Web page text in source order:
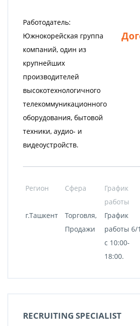
Работодатель:
Южнокорейская группа
компаний, один из
крупнейших
производителей
высокотехнологичного
телекоммуникационного
оборудования, бытовой
техники, аудио- и
видеоустройств.
Регион Сфера
График
работы
г.Ташкент
Торговля,
Продажи
График
работы 6/
с 10:00-
18:00.
RECRUITING SPECIALIST